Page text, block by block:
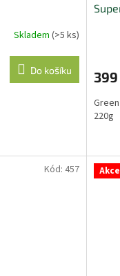
Skladem (>5 ks)
Do košíku
220g
Kód: 457 Akce